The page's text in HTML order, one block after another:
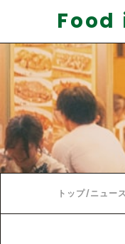
Food
トップ/ニュース